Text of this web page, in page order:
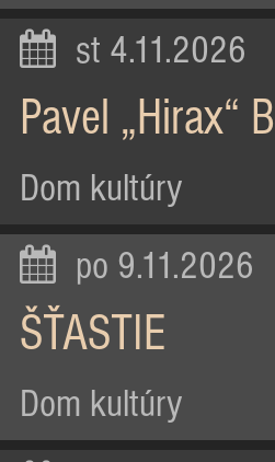
st 4.11.2026
Pavel „Hirax“
Dom kultúry
po 9.11.2026
ŠŤASTIE
Dom kultúry